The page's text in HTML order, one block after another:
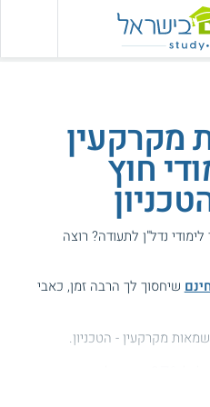
מקרקעין
חוץ
נדל"ן לתעודה? רוצה
שיחסוך לך הרבה זמן, כאבי
מקרקעין - הטכניון.